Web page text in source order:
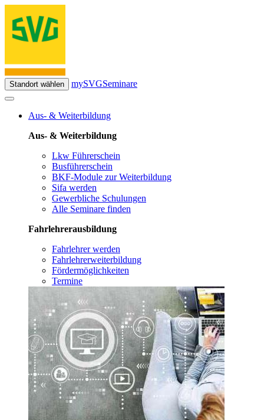
Standort wählen mySVGSeminare
Aus- & Weiterbildung
Aus- & Weiterbildung
Lkw Führerschein
Busführerschein
BKF-Module zur Weiterbildung
Sifa werden
Gewerbliche Schulungen
Alle Seminare finden
Fahrlehrerausbildung
Fahrlehrer werden
Fahrlehrerweiterbildung
Fördermöglichkeiten
Termine